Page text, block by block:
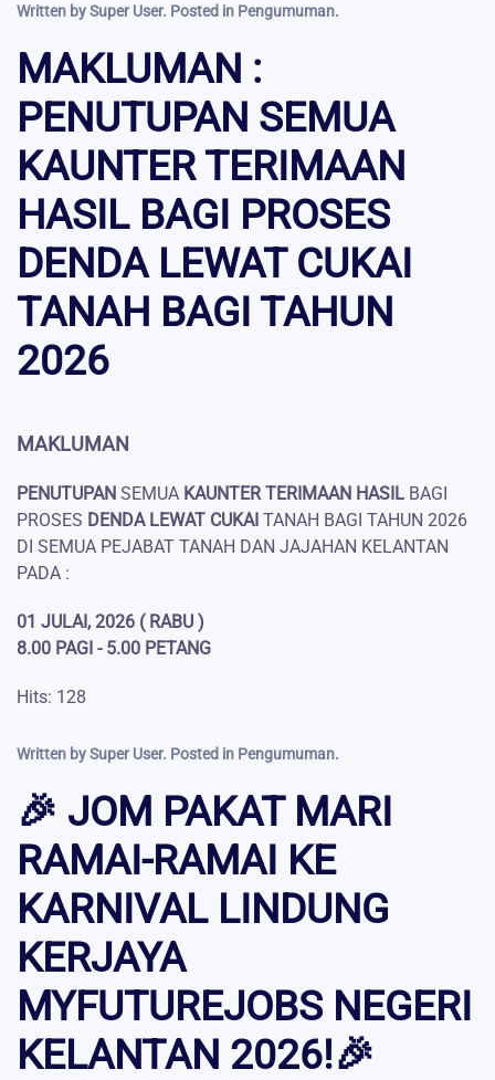
Written by Super User. Posted in Pengumuman.
MAKLUMAN :
PENUTUPAN SEMUA
KAUNTER TERIMAAN
HASIL BAGI PROSES
DENDA LEWAT CUKAI
TANAH BAGI TAHUN
2026
MAKLUMAN
PENUTUPAN SEMUA KAUNTER TERIMAAN HASIL BAGI
PROSES DENDA LEWAT CUKAI TANAH BAGI TAHUN 2026
DI SEMUA PEJABAT TANAH DAN JAJAHAN KELANTAN
PADA :
01 JULAI, 2026 ( RABU )
8.00 PAGI - 5.00 PETANG
Hits: 128
Written by Super User. Posted in Pengumuman.
🎉 JOM PAKAT MARI
RAMAI-RAMAI KE
KARNIVAL LINDUNG
KERJAYA
MYFUTUREJOBS NEGERI
KELANTAN 2026!🎉